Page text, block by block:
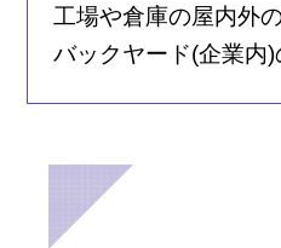
工場や倉庫の屋内外
バックヤード(企業内